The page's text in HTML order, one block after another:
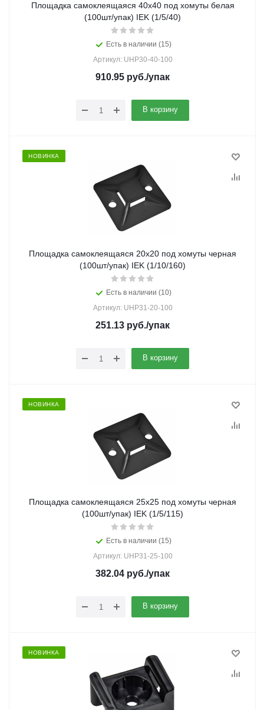
Площадка самоклеящаяся 40х40 под хомуты белая
(100шт/упак) IEK (1/5/40)
Есть в наличии (15)
Артикул: UHP30-40-100
910.95 руб./упак
В корзину
НОВИНКА
Площадка самоклеящаяся 20х20 под хомуты черная
(100шт/упак) IEK (1/10/160)
Есть в наличии (10)
Артикул: UHP31-20-100
251.13 руб./упак
В корзину
НОВИНКА
Площадка самоклеящаяся 25х25 под хомуты черная
(100шт/упак) IEK (1/5/115)
Есть в наличии (15)
Артикул: UHP31-25-100
382.04 руб./упак
В корзину
НОВИНКА